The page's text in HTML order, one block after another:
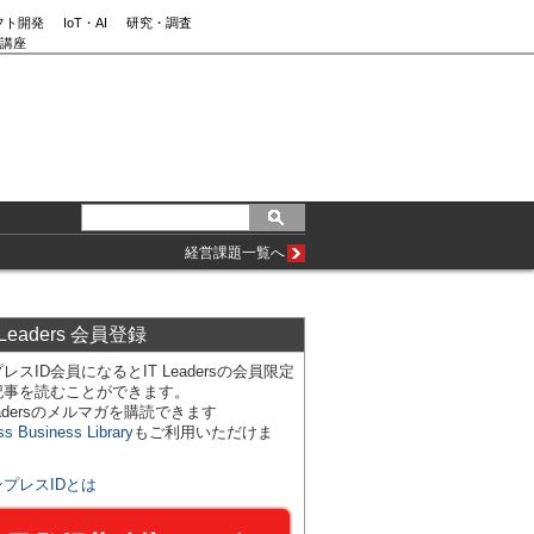
ト開発 IoT・AI
研究・調査
座
経営課題一覧へ
会員登録
スID会員になるとIT Leadersの会員限定
を読むことができます。
のメルマガを購読できます
Business Libraryもご利用いただけま
プレスIDとは